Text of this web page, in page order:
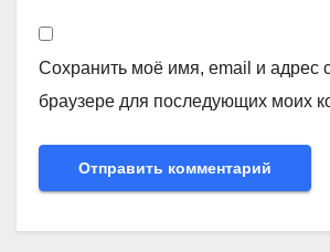
Сохранить моё имя, email и адрес
браузере для последующих моих